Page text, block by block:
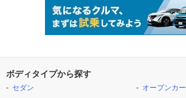
ボディタイプから探す
セダン
オープンカー